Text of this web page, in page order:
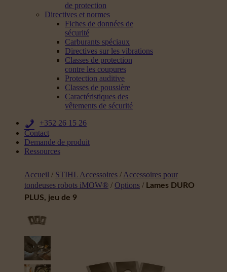
de protection
Directives et normes
Fiches de données de
sécurité
Carburants spéciaux
Directives sur les vibrations
Classes de protection
contre les coupures
Protection auditive
Classes de poussière
Caractéristiques des
vêtements de sécurité
+352 26 15 26
Contact
Demande de produit
Ressources
Accueil / STIHL Accessoires / Accessoires pour
tondeuses robots iMOW® / Options / Lames DURO
PLUS, jeu de 9